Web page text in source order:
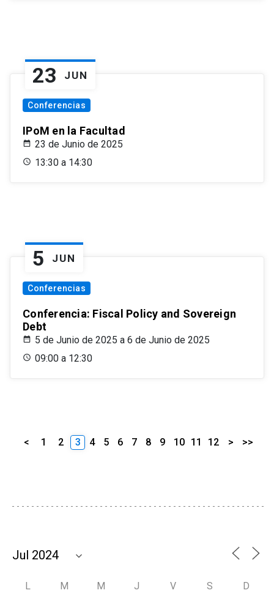
23 JUN
Conferencias
IPoM en la Facultad
23 de Junio de 2025
13:30 a 14:30
5 JUN
Conferencias
Conferencia: Fiscal Policy and Sovereign
Debt
5 de Junio de 2025 a 6 de Junio de 2025
09:00 a 12:30
< 1 2 3 4 5 6 7 8 9 10 11 12 > >>
L M M J V S D